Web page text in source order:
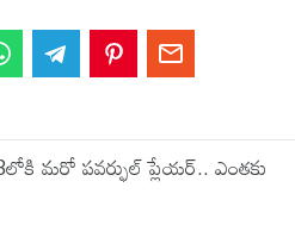
మరో పవర్ఫుల్ ప్లేయర్.. ఎంతకు